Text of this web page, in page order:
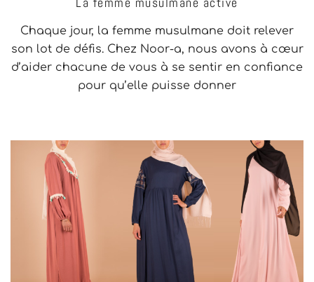
Chaque jour, la femme musulmane doit relever
son lot de défis. Chez Noor-a, nous avons à cœur
d’aider chacune de vous à se sentir en confiance
pour qu’elle puisse donner